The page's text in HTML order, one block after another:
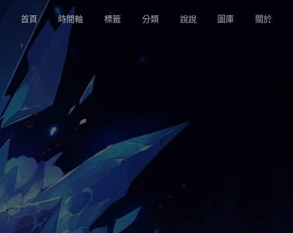
首頁 時間軸 標籤 分類 說說 圖庫 關於